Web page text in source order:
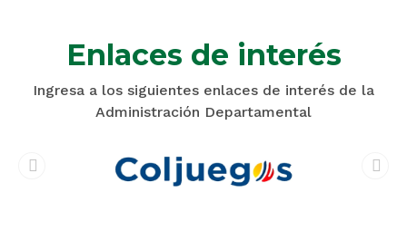
Enlaces de interés
Ingresa a los siguientes enlaces de interés de la
Administración Departamental